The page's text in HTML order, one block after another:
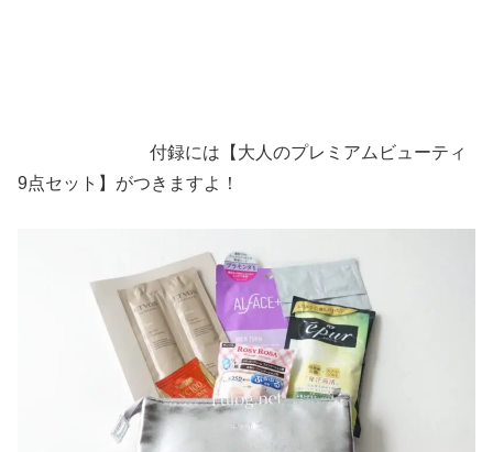
付録には【大人のプレミアムビューティ
9点セット】がつきますよ！